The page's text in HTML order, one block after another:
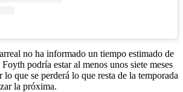
no ha informado un tiempo estimado de
podría estar al menos unos siete meses
lo que se perderá lo que resta de la temporada
la próxima.